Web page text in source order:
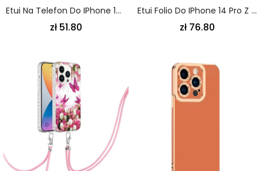
Etui Na Telefon Do IPhone 14 Pro Lustro
zł 51.80
Etui Folio Do IPhone 14 Pro Z Łańcuch Uchwyt Na Kartę Z Przodu
zł 76.80